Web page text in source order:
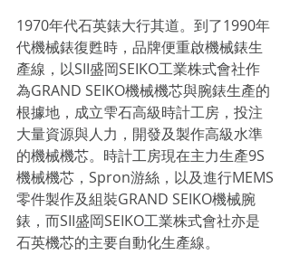
1970年代石英錶大行其道。到了1990年
代機械錶復甦時，品牌便重啟機械錶生
產線，以SII盛岡SEIKO工業株式會社作
為GRAND SEIKO機械機芯與腕錶生產的
根據地，成立雫石高級時計工房，投注
大量資源與人力，開發及製作高級水準
的機械機芯。時計工房現在主力生產9S
機械機芯，Spron游絲，以及進行MEMS
零件製作及組裝GRAND SEIKO機械腕
錶，而SII盛岡SEIKO工業株式會社亦是
石英機芯的主要自動化生產線。